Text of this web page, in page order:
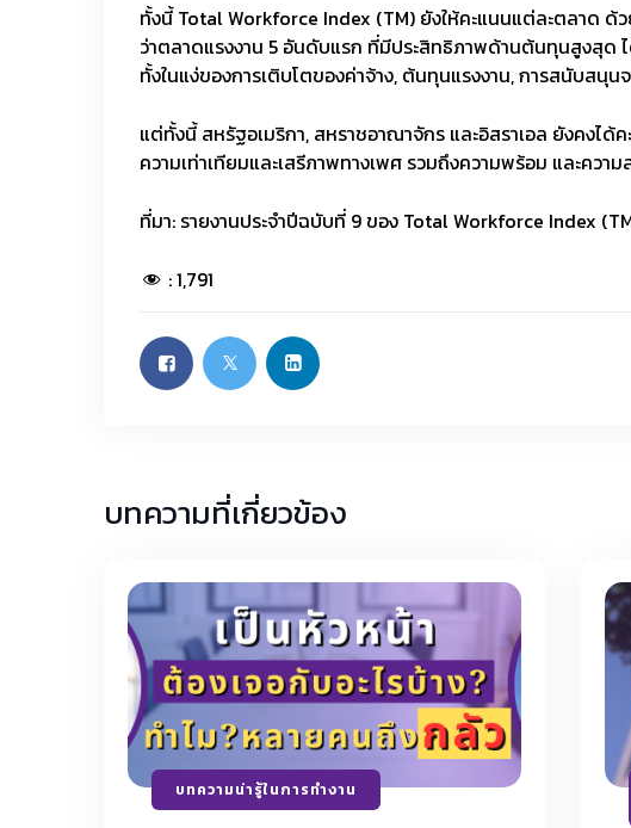
ทั้งนี้ Total Workforce Index (TM) ยังให้คะแนนแต่ละตลาด
ว่าตลาดแรงงาน 5 อันดับแรก ที่มีประสิทธิภาพด้านต้นทุนสูงสุด
ทั้งในแง่ของการเติบโตของค่าจ้าง, ต้นทุนแรงงาน, การสนับสนุ
แต่ทั้งนี้ สหรัฐอเมริกา, สหราชอาณาจักร และอิสราเอล ยังคงไ
ความเท่าเทียมและเสรีภาพทางเพศ รวมถึงความพร้อม และควา
ที่มา: รายงานประจำปีฉบับที่ 9 ของ Total Workforce Index
:1,791
บทความที่เกี่ยวข้อง
บทความน่ารู้ในการทำงาน